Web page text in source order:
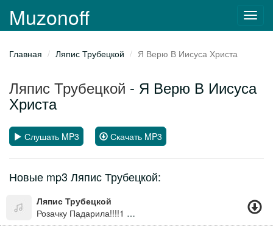
Muzonoff
Главная Ляпис Трубецкой Я Верю В Иисуса Христа
Ляпис Трубецкой - Я Верю В Иисуса
Христа
Слушать MP3 Скачать MP3
Новые mp3 Ляпис Трубецкой:
Ляпис Трубецкой
Розачку Падарила!!!!1 Аааааааа Алый Цветог!!!!